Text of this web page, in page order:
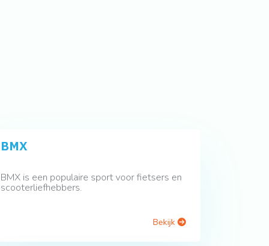
BMX
BMX is een populaire sport voor fietsers en
scooterliefhebbers.
Bekijk